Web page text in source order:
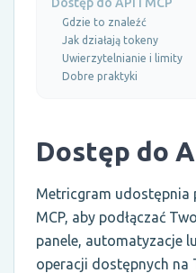
Gdzie to znaleźć
Jak działają tokeny
Uwierzytelnianie i limity
Dobre praktyki
Dostęp do
Metricgram udostępnia
MCP, aby podłączać
panele, automatyzacje
operacji dostępnych na